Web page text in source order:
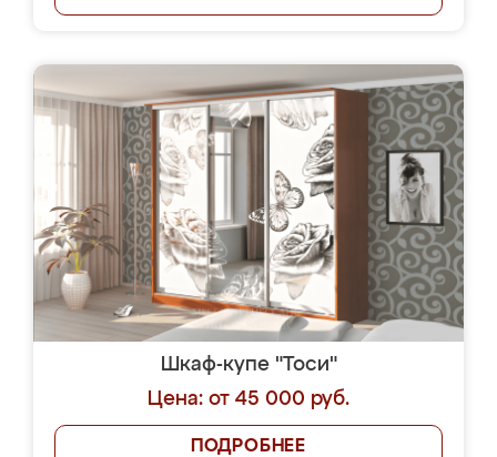
Шкаф-купе "Тоси"
Цена: от 45 000 руб.
ПОДРОБНЕЕ